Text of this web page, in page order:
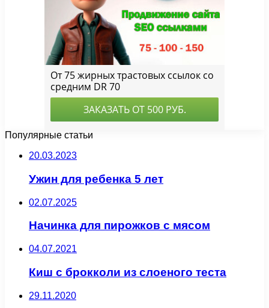
Популярные статьи
20.03.2023
Ужин для ребенка 5 лет
02.07.2025
Начинка для пирожков с мясом
04.07.2021
Киш с брокколи из слоеного теста
29.11.2020